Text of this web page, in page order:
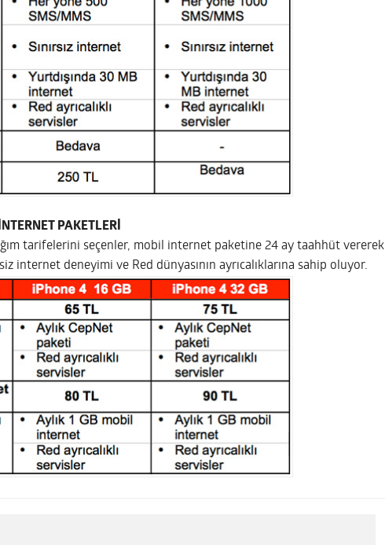
PAKETLERİ
tarifelerini seçenler, mobil internet paketine 24 ay taahhüt vererek
internet deneyimi ve Red dünyasının ayrıcalıklarına sahip oluyor.